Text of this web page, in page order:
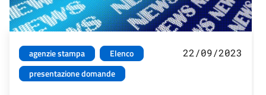
agenzie stampa
Elenco
presentazione domande
22/09/2023